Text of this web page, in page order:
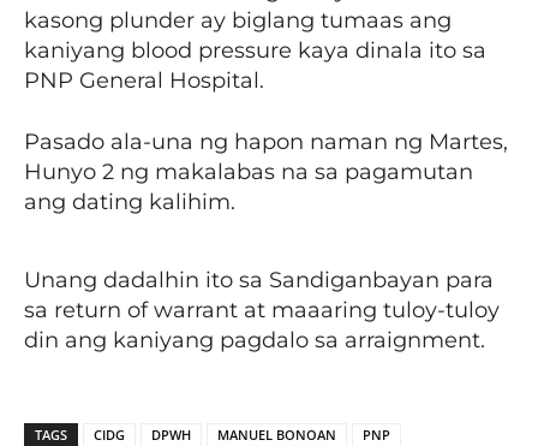
kasong plunder ay biglang tumaas ang
kaniyang blood pressure kaya dinala ito sa
PNP General Hospital.
Pasado ala-una ng hapon naman ng Martes,
Hunyo 2 ng makalabas na sa pagamutan
ang dating kalihim.
Unang dadalhin ito sa Sandiganbayan para
sa return of warrant at maaaring tuloy-tuloy
din ang kaniyang pagdalo sa arraignment.
TAGS CIDG DPWH MANUEL BONOAN
PNP